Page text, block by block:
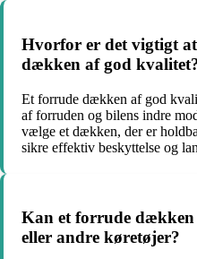
Hvorfor er det vigtigt
dækken af god
Et forrude dækken af god
af forruden og bilens indre
vælge et dækken, der er
sikre effektiv beskyttelse og
Kan et forrude dækken
eller andre køretøjer?